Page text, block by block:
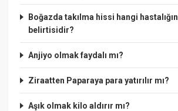
Boğazda takılma hissi hangi hastalığın
belirtisidir?
Anjiyo olmak faydalı mı?
Ziraatten Paparaya para yatırılır mı?
Aşık olmak kilo aldırır mı?